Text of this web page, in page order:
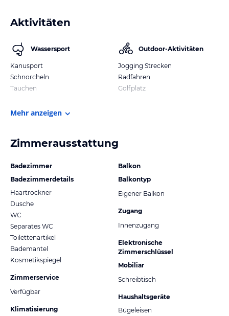
Aktivitäten
Wassersport
Kanusport
Schnorcheln
Tauchen
Outdoor-Aktivitäten
Jogging Strecken
Radfahren
Golfplatz
Mehr anzeigen
Zimmerausstattung
Badezimmer
Badezimmerdetails
Haartrockner
Dusche
WC
Separates WC
Toilettenartikel
Bademantel
Kosmetikspiegel
Zimmerservice
Verfügbar
Klimatisierung
Balkon
Balkontyp
Eigener Balkon
Zugang
Innenzugang
Elektronische
Zimmerschlüssel
Mobiliar
Schreibtisch
Haushaltsgeräte
Bügeleisen